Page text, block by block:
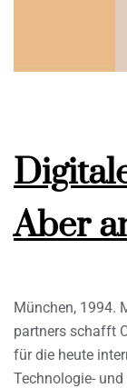
Aber
München, 1994.
partners schafft
für die heute
Technologie-